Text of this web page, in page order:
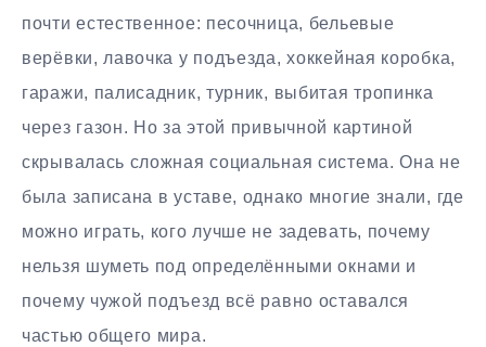
почти естественное: песочница, бельевые
верёвки, лавочка у подъезда, хоккейная коробка,
гаражи, палисадник, турник, выбитая тропинка
через газон. Но за этой привычной картиной
скрывалась сложная социальная система. Она не
была записана в уставе, однако многие знали, где
можно играть, кого лучше не задевать, почему
нельзя шуметь под определёнными окнами и
почему чужой подъезд всё равно оставался
частью общего мира.